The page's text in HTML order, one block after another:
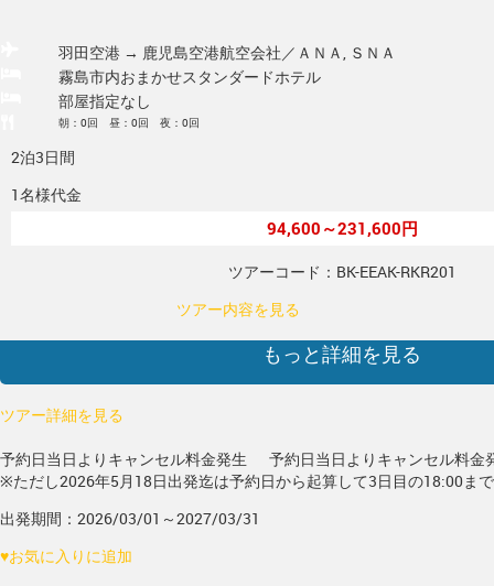
羽田空港 → 鹿児島空港航空会社／ＡＮＡ, ＳＮＡ
霧島市内おまかせスタンダードホテル
部屋指定なし
朝：0回 昼：0回 夜：0回
2泊3日間
1名様代金
94,600～231,600円
ツアーコード：BK-EEAK-RKR201
ツアー内容を見る
もっと詳細を見る
ツアー詳細を見る
予約日当日よりキャンセル料金発生
予約日当日よりキャンセル料金
※ただし2026年5月18日出発迄は予約日から起算して3日目の18:00ま
出発期間：2026/03/01～2027/03/31
♥お気に入りに追加